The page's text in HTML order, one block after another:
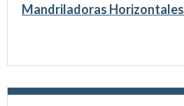
Mandriladoras Horizontales